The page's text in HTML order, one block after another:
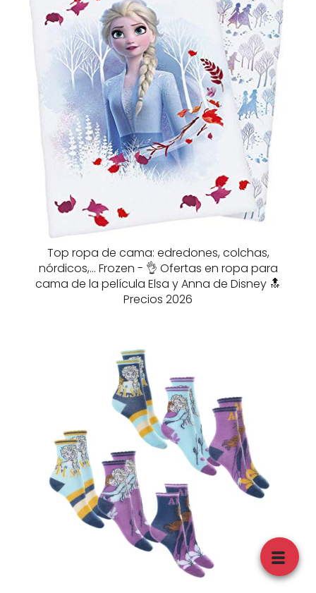
Top ropa de cama: edredones, colchas,
nórdicos,… Frozen - 👌 Ofertas en ropa para
cama de la película Elsa y Anna de Disney 🔝
Precios 2026